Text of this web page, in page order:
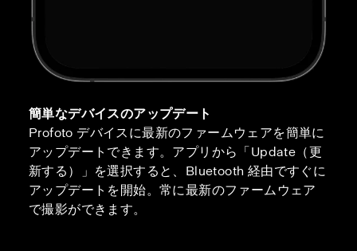
簡単なデバイスのアップデート
Profoto デバイスに最新のファームウェアを簡単に
アップデートできます。アプリから「Update（更
新する）」を選択すると、Bluetooth 経由ですぐに
アップデートを開始。常に最新のファームウェア
で撮影ができます。